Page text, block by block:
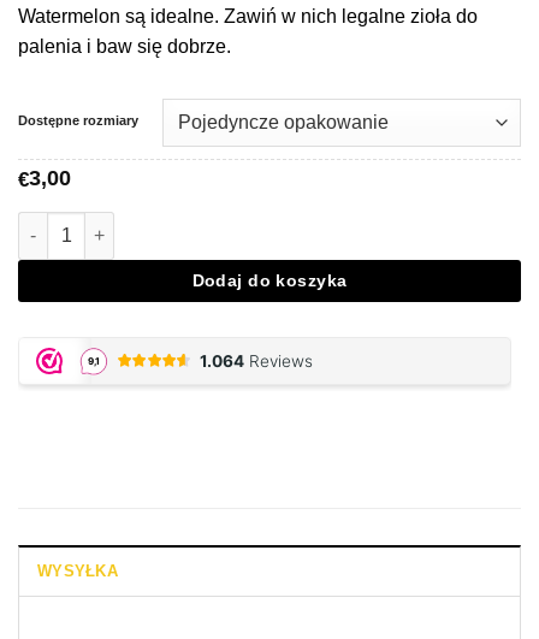
Watermelon są idealne. Zawiń w nich legalne zioła do
palenia i baw się dobrze.
Dostępne rozmiary
€3,00
Ilość JUICY JAY, Watermelon Papers
Dodaj do koszyka
WYSYŁKA